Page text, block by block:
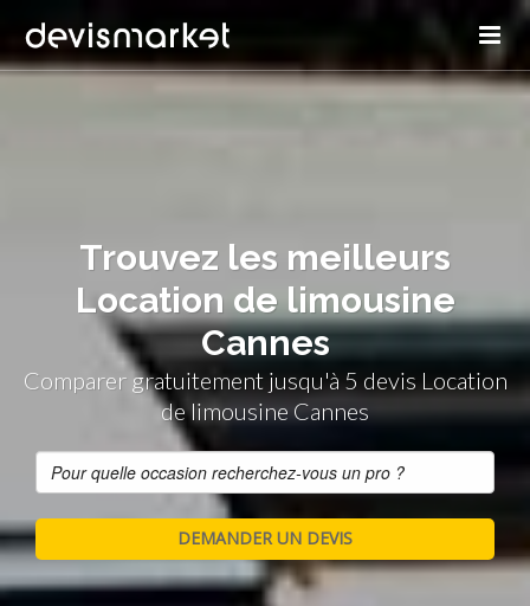
Trouvez les meilleurs
Location de limousine
Cannes
Comparer gratuitement jusqu'à 5 devis Location
de limousine Cannes